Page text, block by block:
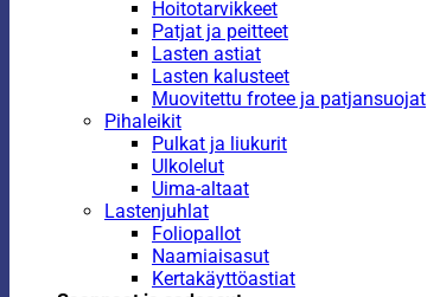
Hoitotarvikkeet
Patjat ja peitteet
Lasten astiat
Lasten kalusteet
Muovitettu frotee ja patjansuojat
Pihaleikit
Pulkat ja liukurit
Ulkolelut
Uima-altaat
Lastenjuhlat
Foliopallot
Naamiaisasut
Kertakäyttöastiat